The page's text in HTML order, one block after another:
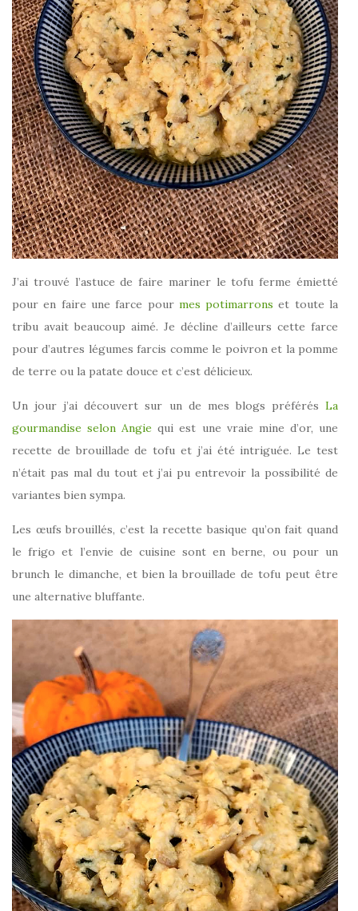
J’ai trouvé l’astuce de faire mariner le tofu ferme émietté
pour en faire une farce pour mes potimarrons et toute la
tribu avait beaucoup aimé. Je décline d’ailleurs cette farce
pour d’autres légumes farcis comme le poivron et la pomme
de terre ou la patate douce et c’est délicieux.
Un jour j’ai découvert sur un de mes blogs préférés La
gourmandise selon Angie qui est une vraie mine d’or, une
recette de brouillade de tofu et j’ai été intriguée. Le test
n’était pas mal du tout et j’ai pu entrevoir la possibilité de
variantes bien sympa.
Les œufs brouillés, c’est la recette basique qu’on fait quand
le frigo et l’envie de cuisine sont en berne, ou pour un
brunch le dimanche, et bien la brouillade de tofu peut être
une alternative bluffante.